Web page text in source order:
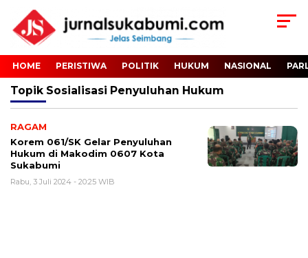
HOME PERISTIWA POLITIK HUKUM NASIONAL
Topik Sosialisasi Penyuluhan Hukum
RAGAM
Korem 061/SK Gelar Penyuluhan
Hukum di Makodim 0607 Kota
Sukabumi
Rabu, 3 Juli 2024 - 20:25 WIB